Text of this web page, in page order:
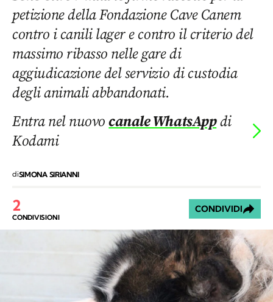
petizione della Fondazione Cave Canem
contro i canili lager e contro il criterio del
massimo ribasso nelle gare di
aggiudicazione del servizio di custodia
degli animali abbandonati.
Entra nel nuovocanale WhatsAppdi
Kodami
diSIMONA SIRIANNI
2
CONDIVISIONI
CONDIVIDI